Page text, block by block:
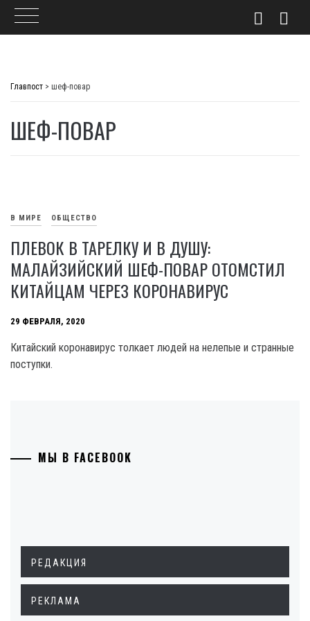
Главпост > шеф-повар
ШЕФ-ПОВАР
В МИРЕ ОБЩЕСТВО
ПЛЕВОК В ТАРЕЛКУ И В ДУШУ:
МАЛАЙЗИЙСКИЙ ШЕФ-ПОВАР ОТОМСТИЛ
КИТАЙЦАМ ЧЕРЕЗ КОРОНАВИРУС
29 ФЕВРАЛЯ, 2020
Китайский коронавирус толкает людей на нелепые и странные
поступки.
МЫ В FACEBOOK
РЕДАКЦИЯ
РЕКЛАМА